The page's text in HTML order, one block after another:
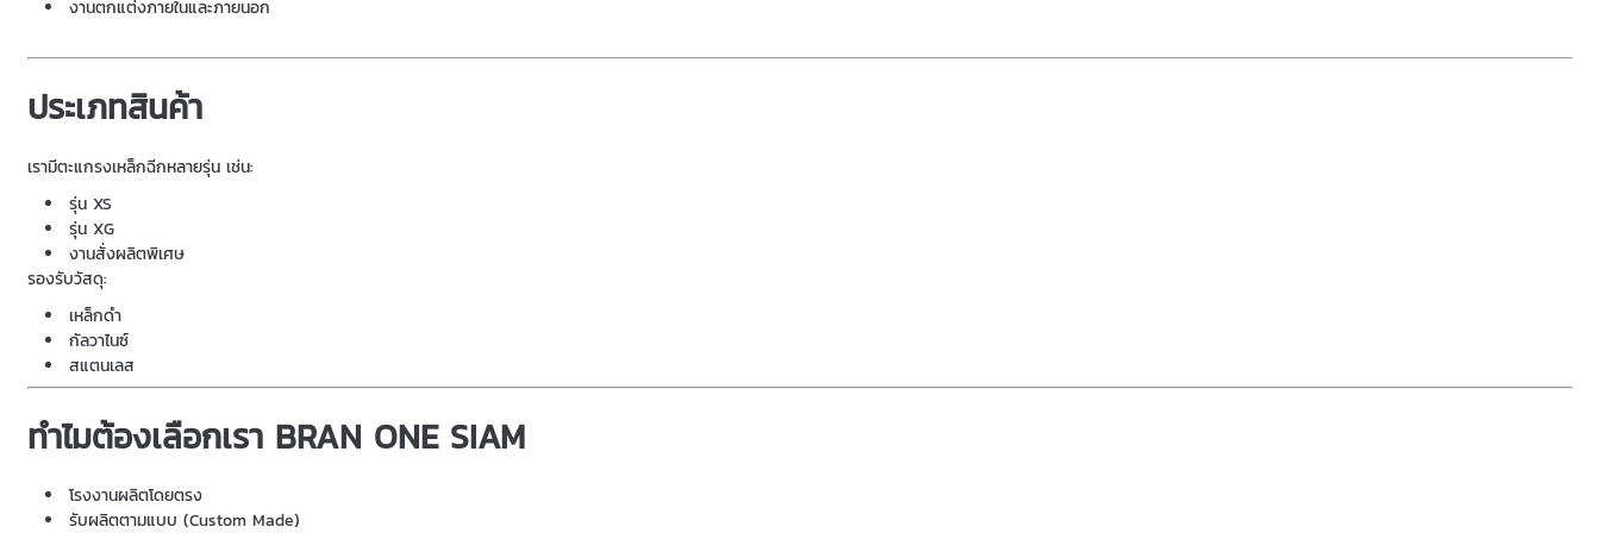
งานตกแต่งภายในและภายนอก
ประเภทสินค้า
เรามีตะแกรงเหล็กฉีกหลายรุ่น เช่น:
รุ่น XS
รุ่น XG
งานสั่งผลิตพิเศษ
รองรับวัสดุ:
เหล็กดำ
กัลวาไนซ์
สแตนเลส
ทำไมต้องเลือกเรา BRAN ONE SIAM
โรงงานผลิตโดยตรง
รับผลิตตามแบบ (Custom Made)